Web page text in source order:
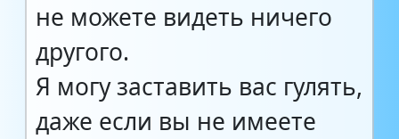
не можете видеть ничего
другого.
Я могу заставить вас гулять,
даже если вы не имеете